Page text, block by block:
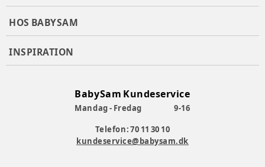
HOS BABYSAM
INSPIRATION
BabySam Kundeservice
Mandag - Fredag
9-16
Telefon: 70 11 30 10
kundeservice@babysam.dk